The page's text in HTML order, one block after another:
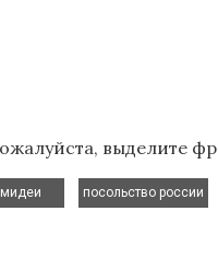
выделите
мидеи
посольство россии